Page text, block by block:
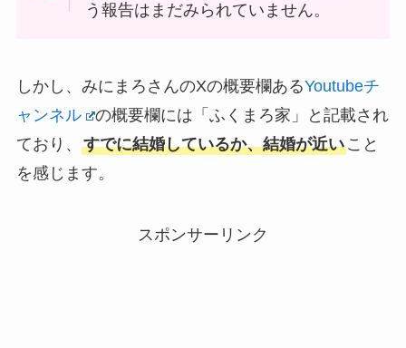
う報告はまだみられていません。
しかし、みにまろさんのXの概要欄あるYoutubeチ
ャンネル
の概要欄には「ふくまろ家」と記載され
ており、 すでに結婚しているか、結婚が近いこと
を感じます。
スポンサーリンク